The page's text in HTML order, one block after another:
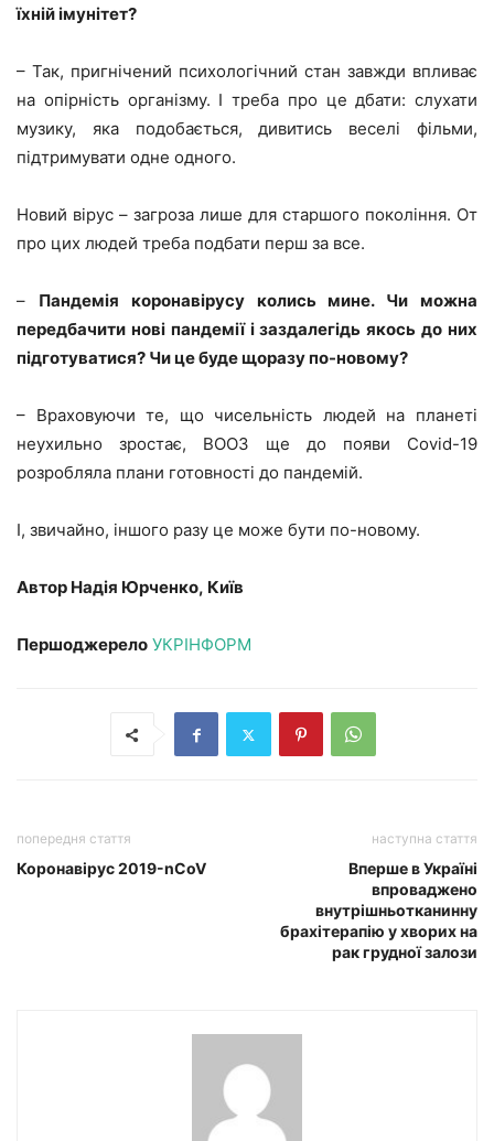
їхній імунітет?
– Так, пригнічений психологічний стан завжди впливає
на опірність організму. І треба про це дбати: слухати
музику, яка подобається, дивитись веселі фільми,
підтримувати одне одного.
Новий вірус – загроза лише для старшого покоління. От
про цих людей треба подбати перш за все.
– Пандемія коронавірусу колись мине. Чи можна
передбачити нові пандемії і заздалегідь якось до них
підготуватися? Чи це буде щоразу по-новому?
– Враховуючи те, що чисельність людей на планеті
неухильно зростає, ВООЗ ще до появи Covid-19
розробляла плани готовності до пандемій.
І, звичайно, іншого разу це може бути по-новому.
Автор Надія Юрченко, Київ
Першоджерело УКРІНФОРМ
попередня стаття
Коронавірус 2019-nCoV
наступна стаття
Вперше в Україні
впроваджено
внутрішньотканинну
брахітерапію у хворих на
рак грудної залози